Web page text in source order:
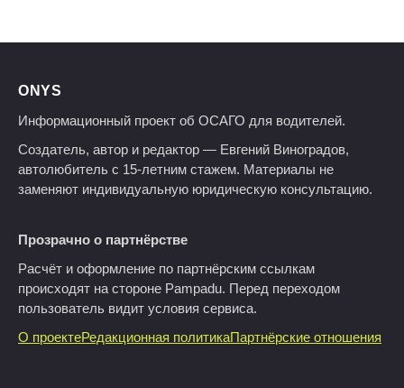
ONYS
Информационный проект об ОСАГО для водителей.
Создатель, автор и редактор — Евгений Виноградов,
автолюбитель с 15-летним стажем. Материалы не
заменяют индивидуальную юридическую консультацию.
Прозрачно о партнёрстве
Расчёт и оформление по партнёрским ссылкам
происходят на стороне Pampadu. Перед переходом
пользователь видит условия сервиса.
О проектеРедакционная политикаПартнёрские отношения